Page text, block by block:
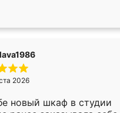
работу!
2026
новый шкаф в студии